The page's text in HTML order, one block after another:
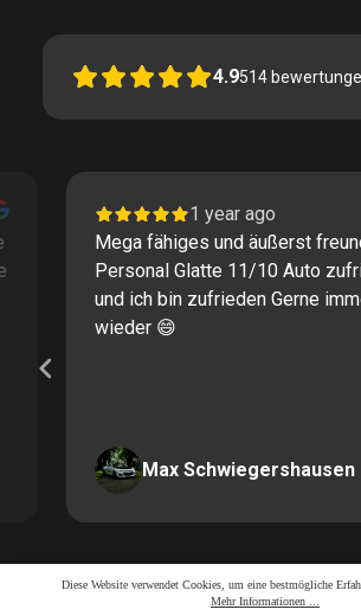
Diese Website verwendet Cookies, um eine bestmögliche
Mehr Informationen ...
4.9514
1 year ago
Mega fähiges und äußerst
Personal Glatte 11/10 Auto
und ich bin zufrieden Gerne
wieder 😄
Max Schwiegershausen